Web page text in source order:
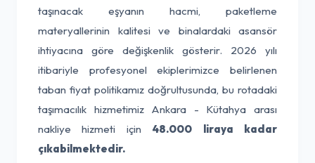
taşınacak eşyanın hacmi, paketleme
materyallerinin kalitesi ve binalardaki asansör
ihtiyacına göre değişkenlik gösterir. 2026 yılı
itibariyle profesyonel ekiplerimizce belirlenen
taban fiyat politikamız doğrultusunda, bu rotadaki
taşımacılık hizmetimiz Ankara - Kütahya arası
nakliye hizmeti için 48.000 liraya kadar
çıkabilmektedir.